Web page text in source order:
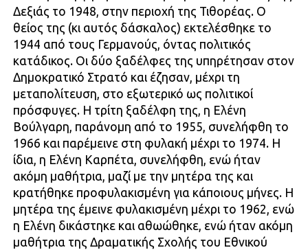
Δεξιάς το 1948, στην περιοχή της Τιθορέας. Ο
θείος της (κι αυτός δάσκαλος) εκτελέσθηκε το
1944 από τους Γερμανούς, όντας πολιτικός
κατάδικος. Οι δύο ξαδέλφες της υπηρέτησαν στον
Δημοκρατικό Στρατό και έζησαν, μέχρι τη
μεταπολίτευση, στο εξωτερικό ως πολιτικοί
πρόσφυγες. Η τρίτη ξαδέλφη της, η Ελένη
Βούλγαρη, παράνομη από το 1955, συνελήφθη το
1966 και παρέμεινε στη φυλακή μέχρι το 1974. Η
ίδια, η Ελένη Καρπέτα, συνελήφθη, ενώ ήταν
ακόμη μαθήτρια, μαζί με την μητέρα της και
κρατήθηκε προφυλακισμένη για κάποιους μήνες. Η
μητέρα της έμεινε φυλακισμένη μέχρι το 1962, ενώ
η Ελένη δικάστηκε και αθωώθηκε, ενώ ήταν ακόμη
μαθήτρια της Δραματικής Σχολής του Εθνικού